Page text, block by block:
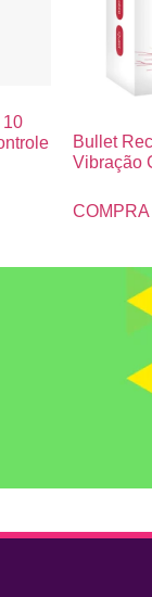
10
Bullet
Vibração